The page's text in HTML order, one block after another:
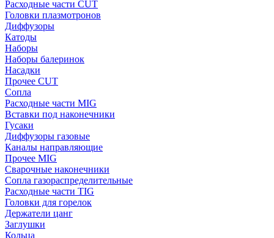
Расходные части CUT
Головки плазмотронов
Диффузоры
Катоды
Наборы
Наборы балеринок
Насадки
Прочее CUT
Сопла
Расходные части MIG
Вставки под наконечники
Гусаки
Диффузоры газовые
Каналы направляющие
Прочее MIG
Сварочные наконечники
Сопла газораспределительные
Расходные части TIG
Головки для горелок
Держатели цанг
Заглушки
Кольца